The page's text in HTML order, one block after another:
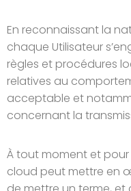
En reconnaissant la
chaque Utilisateur
règles et procédures
relatives au
acceptable et
concernant la
À tout moment et pour
cloud peut mettre en